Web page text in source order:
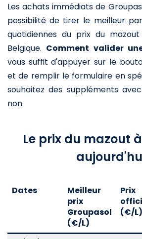
Les achats immédiats de
possibilité de tirer le meilleur
quotidiennes du prix du
Belgique. Comment valider
vous suffit d'appuyer sur le
et de remplir le formulaire en
souhaitez des suppléments
non.
Le prix du mazout
Dates
Meilleur
prix
Groupasol
(€/L)
Prix
(€/L)